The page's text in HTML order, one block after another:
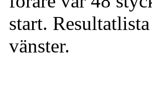
start.
vänster.